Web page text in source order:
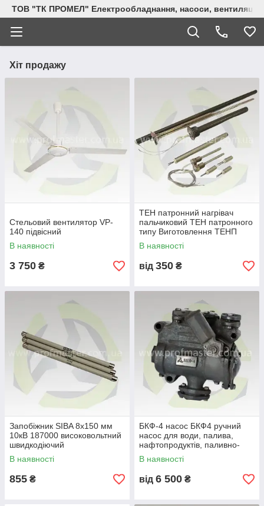
ТОВ "ТК ПРОМЕЛ" Електрообладнання, насоси, вентиляція,
Хіт продажу
Стельовий вентилятор VP-
140 підвісний
В наявності
3 750 ₴
ТЕН патронний нагрівач
пальчиковий ТЕН патронного
типу Виготовлення ТЕНП
В наявності
від 350 ₴
Запобіжник SIBA 8х150 мм
10кВ 187000 високовольтний
швидкодіючий
В наявності
855 ₴
БКФ-4 насос БКФ4 ручний
насос для води, палива,
нафтопродуктів, паливно-
мастильних матеріалів.
В наявності
від 6 500 ₴